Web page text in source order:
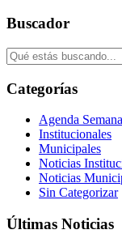
Buscador
Categorías
Agenda
Institucionales
Municipales
Noticias
Noticias
Sin Categorizar
Últimas Noticias